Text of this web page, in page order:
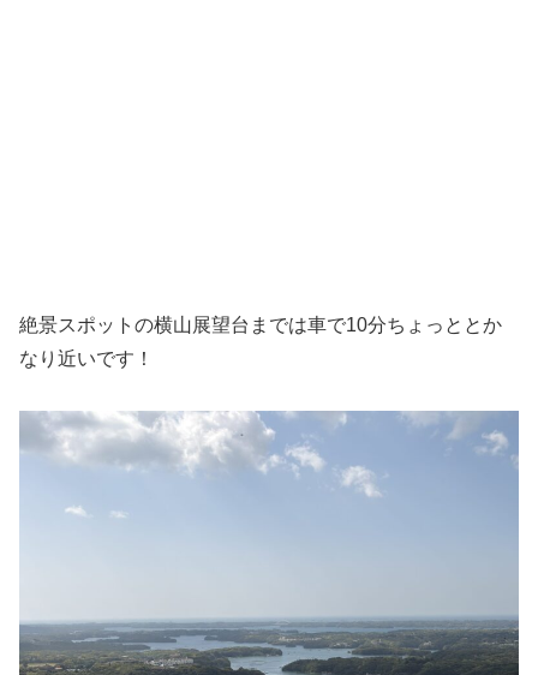
絶景スポットの横山展望台までは車で10分ちょっととか
なり近いです！